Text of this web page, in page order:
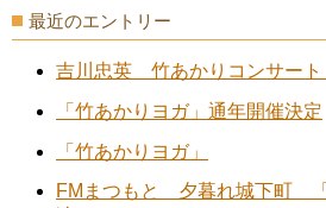
最近のエントリー
吉川忠英 竹あかりコンサー
「竹あかりヨガ」通年開催決定
「竹あかりヨガ」
FMまつもと 夕暮れ城下町